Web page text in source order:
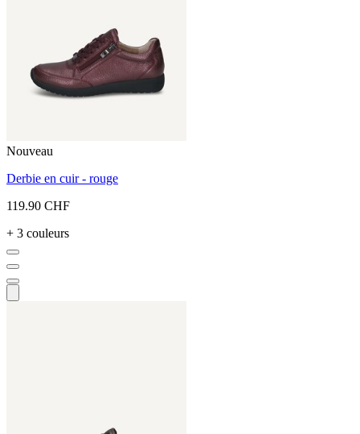
Nouveau
Derbie en cuir - rouge
119.90 CHF
+ 3 couleurs